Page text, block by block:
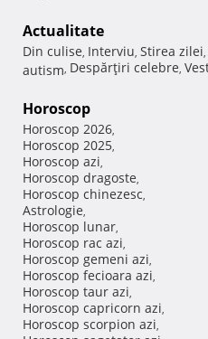
Actualitate
Din culise, Interviu, Stirea zilei,
autism, Despărţiri celebre,
Horoscop
Horoscop 2026,
Horoscop 2025,
Horoscop azi,
Horoscop dragoste,
Horoscop chinezesc,
Astrologie,
Horoscop lunar,
Horoscop rac azi,
Horoscop gemeni azi,
Horoscop fecioara azi,
Horoscop taur azi,
Horoscop capricorn azi,
Horoscop scorpion azi,